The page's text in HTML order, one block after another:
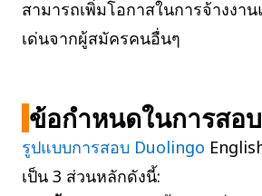
สามารถเพิ่มโอกาสในการจ้างง
เด่นจากผู้สมัครคนอื่นๆ
ข้อกำหนดในการสอ
รูปแบบการสอบ Duolingo
เป็น 3 ส่วนหลักดังนี้: